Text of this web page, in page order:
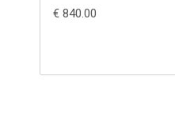
€ 840.00